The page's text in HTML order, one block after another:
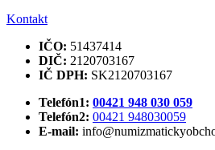
Kontakt
IČO: 51437414
DIČ: 2120703167
IČ DPH: SK2120703167
Telefón1: 00421 948 030 059
Telefón2: 00421 948030059
E-mail: